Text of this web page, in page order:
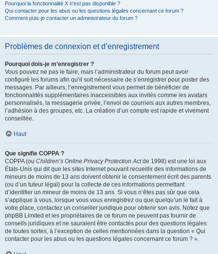
Pourquoi la fonctionnalité X n’est pas disponible ?
Qui contacter pour les abus ou les questions légales concernant ce forum ?
Comment puis-je contacter un administrateur du forum ?
Problèmes de connexion et d’enregistrement
Pourquoi dois-je m’enregistrer ?
Vous pouvez ne pas le faire, mais l’administrateur du forum peut avoir
configuré les forums afin qu’il soit nécessaire de s’enregistrer pour poster des
messages. Par ailleurs, l’enregistrement vous permet de bénéficier de
fonctionnalités supplémentaires inaccessibles aux invités comme les avatars
personnalisés, la messagerie privée, l’envoi de courriels aux autres membres,
l’adhésion à des groupes, etc. La création d’un compte est rapide et vivement
conseillée.
Haut
Que signifie COPPA ?
COPPA (ou Children’s Online Privacy Protection Actde 1998) est une loi aux
États-Unis qui dit que les sites Internet pouvant recueillir des informations de
mineurs de moins de 13 ans doivent obtenir le consentement écrit des parents
(ou d’un tuteur légal) pour la collecte de ces informations permettant
d’identifier un mineur de moins de 13 ans. Si vous n’êtes pas sûr que cela
s’applique à vous, lorsque vous vous enregistrez ou que quelqu’un le fait à
votre place, contactez un conseiller juridique pour obtenir son avis. Notez que
phpBB Limited et les propriétaires de ce forum ne peuvent pas fournir de
conseils juridiques et ne sauraient être contactés pour des questions légales
de toutes sortes, à l’exception de celles mentionnées dans la question « Qui
contacter pour les abus ou les questions légales concernant ce forum ? ».